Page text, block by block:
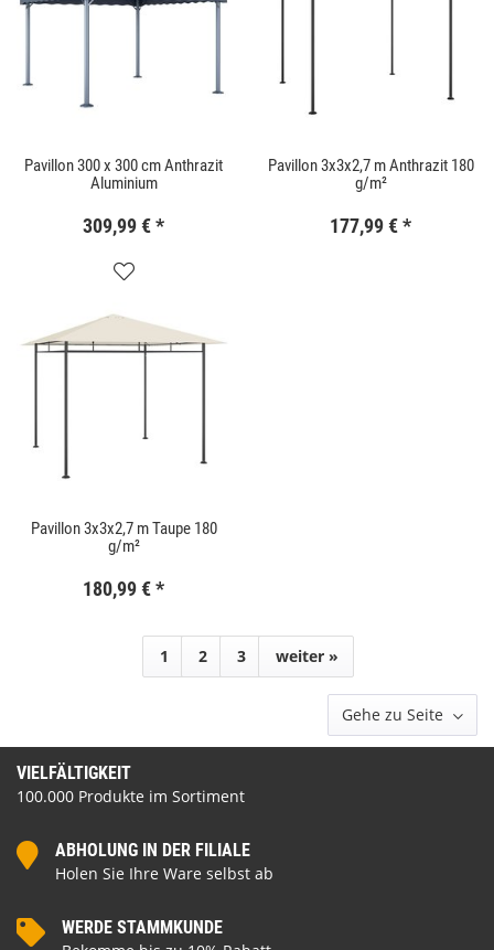
Pavillon 300 x 300 cm Anthrazit
Aluminium
309,99 €*
Pavillon 3x3x2,7 m Anthrazit 180
g/m²
177,99 €*
Pavillon 3x3x2,7 m Taupe 180
g/m²
180,99 €*
1 2 3 weiter »
Gehe zu Seite
VIELFÄLTIGKEIT
100.000 Produkte im Sortiment
ABHOLUNG IN DER FILIALE
Holen Sie Ihre Ware selbst ab
WERDE STAMMKUNDE